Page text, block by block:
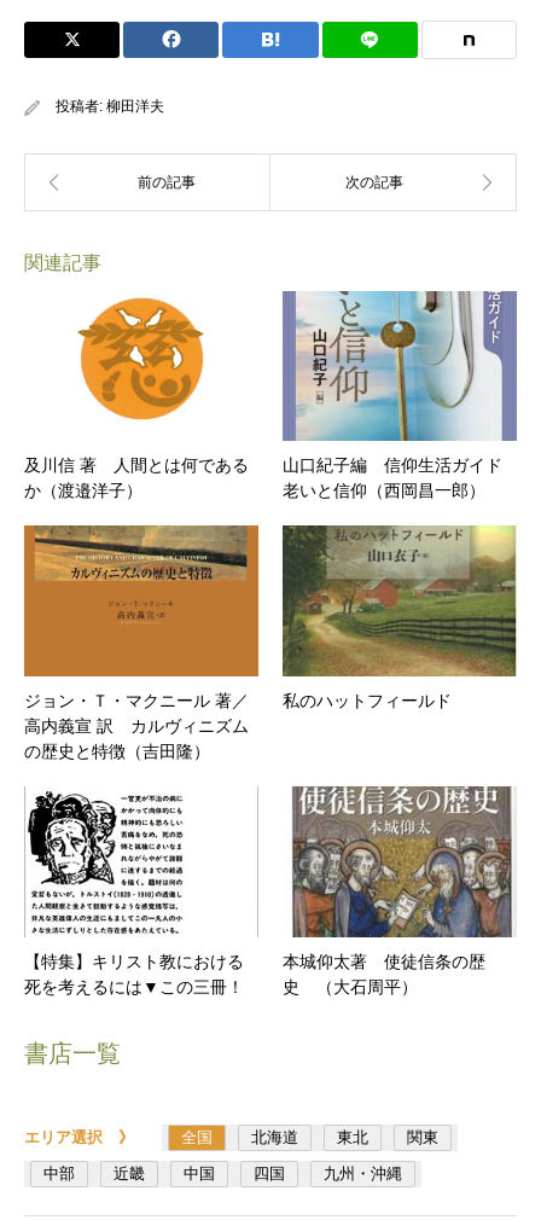
投稿者: 柳田洋夫
関連記事
及川信 著 人間とは何である
か（渡邉洋子）
山口紀子編 信仰生活ガイド
老いと信仰（西岡昌一郎）
ジョン・Ｔ・マクニール 著／
高内義宣 訳 カルヴィニズム
の歴史と特徴（吉田隆）
私のハットフィールド
【特集】キリスト教における
死を考えるには▼この三冊！
本城仰太著 使徒信条の歴
史 （大石周平）
書店一覧
エリア選択 》 全国 北海道 東北
関東
中部
近畿 中国 四国 九州・沖縄